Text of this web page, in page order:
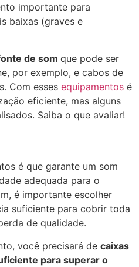
importante para
baixas (graves e
de som que pode ser
por exemplo, e cabos de
Com esses equipamentos é
eficiente, mas alguns
Saiba o que avaliar!
é que garante um som
adequada para o
é importante escolher
suficiente para cobrir toda
de qualidade.
você precisará de caixas
para superar o